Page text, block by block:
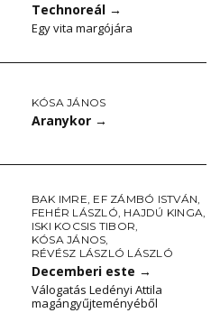
Technoreál →
Egy vita margójára
KÓSA JÁNOS
Aranykor →
BAK IMRE, EF ZÁMBÓ ISTVÁN,
FEHÉR LÁSZLÓ, HAJDÚ KINGA,
ISKI KOCSIS TIBOR,
KÓSA JÁNOS,
RÉVÉSZ LÁSZLÓ LÁSZLÓ
Decemberi este →
Válogatás Ledényi Attila
magángyűjteményéből